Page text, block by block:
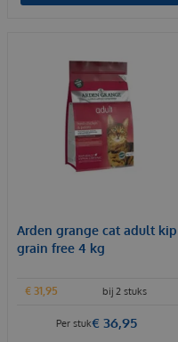
Arden grange cat adult kip
grain free 4 kg
bij 2 stuks
€ 31,95
€ 36,95
Per stuk